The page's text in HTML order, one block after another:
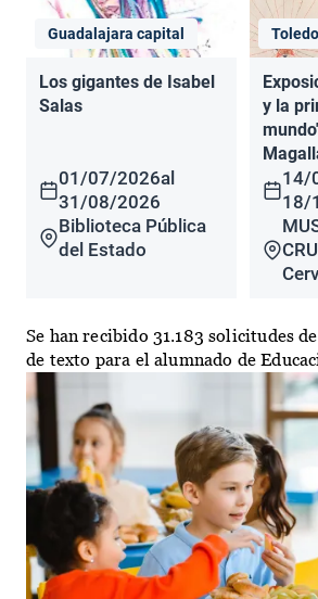
Guadalajara capital
Los gigantes de Isabel
Salas
01/07/2026al
31/08/2026
Biblioteca Pública
del Estado
y la
14/
18/
Se han recibido 31.183 solicitudes
de texto para el alumnado de